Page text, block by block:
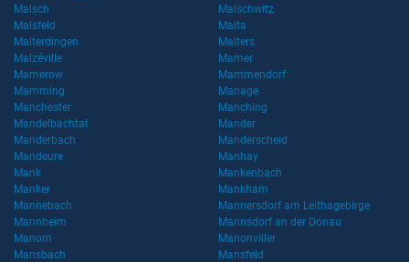
Malsch
Malschwitz
Malsfeld
Malta
Malterdingen
Malters
Malzéville
Mamer
Mamerow
Mammendorf
Mamming
Manage
Manchester
Manching
Mandelbachtal
Mander
Manderbach
Manderscheid
Mandeure
Manhay
Mank
Mankenbach
Manker
Mankham
Mannebach
Mannersdorf am Leithagebirge
Mannheim
Mannsdorf an der Donau
Manom
Manonviller
Mansbach
Mansfeld